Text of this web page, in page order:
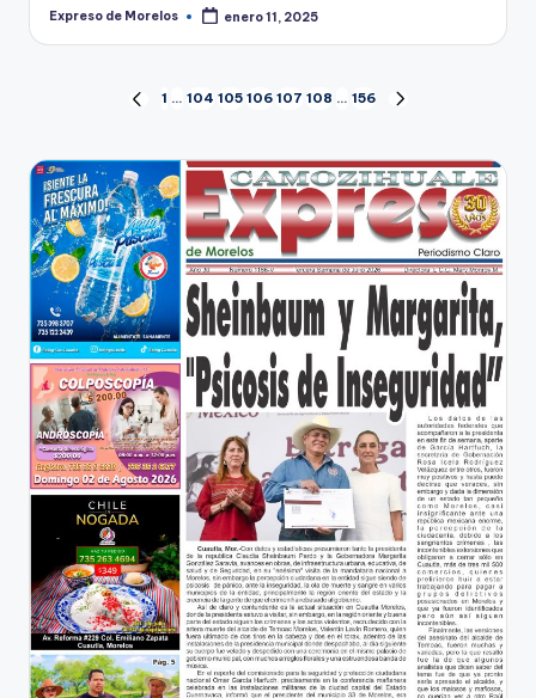
Publicado
Expreso de Morelos enero 11, 2025
Paginación
de
entradas
PÁGINA
1 … 104 105 106 107 108 … 156